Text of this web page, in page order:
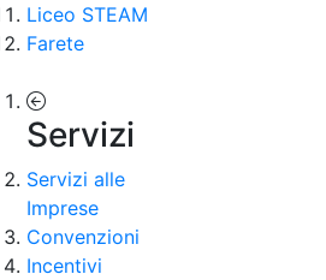
Liceo STEAM
Farete
Servizi
Servizi alle
Imprese
Convenzioni
Incentivi